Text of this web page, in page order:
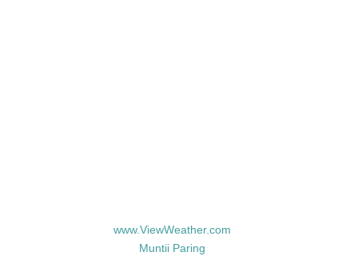
www.ViewWeather.com
Muntii Paring